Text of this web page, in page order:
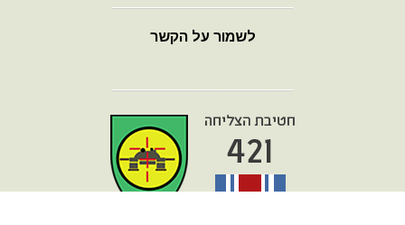
לשמור על הקשר